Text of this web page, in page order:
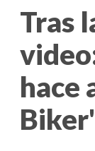
Tras
hace
Biker'